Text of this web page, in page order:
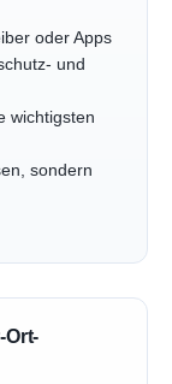
oder Apps
und
wichtigsten
sondern
Ort-